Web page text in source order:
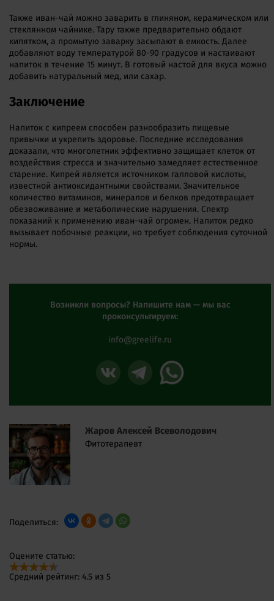
Также иван-чай можно заварить в глиняном, керамическом или
стеклянном чайнике. Тару также предварительно обдают
кипятком, а промытую заварку засыпают в емкость. Далее
добавляют воду температурой 80-90 градусов и настаивают
напиток в течение 15 минут. В готовый настой для вкуса можно
добавить натуральный мед, или сахар.
Заключение
Напиток с кипреем способен разнообразить пищевые
привычки и укрепить здоровье. Последние исследования
доказали, что многолетник эффективно защищает клеток от
воздействия стресса и значительно замедляет естественное
старение. Кипрей является источником галловой кислоты,
известной антиоксидантными свойствами. Значительное
количество витаминов, минералов и белков предотвращает
обезвоживание и метаболические нарушения. Спектр
показаний к применению иван-чай огромен. Напиток редко
вызывает побочные реакции, но требует соблюдения суточной
нормы.
Возникли вопросы? Напишите нам — мы вас
проконсультируем:
info@greelife.ru
Жаров Алексей Всеволодович
Фитотерапевт
Поделиться:
Оцените статью:
Средний рейтинг: 4.5 из 5